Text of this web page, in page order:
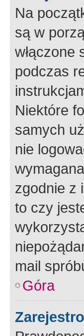
Na
są w
włączone
podczas
Niektóre
samych
nie
zgodnie z
to czy
mail
Góra